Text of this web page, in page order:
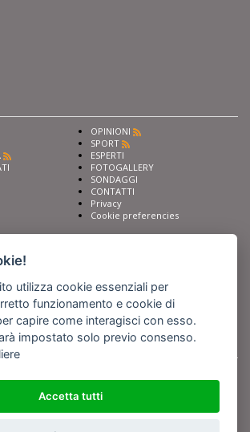
OPINIONI
SPORT
ESPERTI
FOTOGALLERY
SONDAGGI
CONTATTI
Privacy
Cookie preferencies
di
s.a.s. All rights reserved - Tutte le fotografie recanti il
commissionate da BARIREPORT s.a.s. che ne
e sono state prodotte nell'anno 2012 e seguenti
specifico anno di scatto riportato)
utilizza cookie essenziali per
funzionamento e cookie di
capire come interagisci con esso.
impostato solo previo consenso.
Accetta tutti